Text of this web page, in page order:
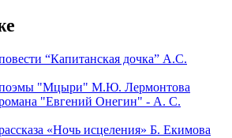
“Капитанская дочка” А.С.
поэмы "Мцыри" М.Ю. Лермонтова
"Евгений Онегин" - А. С.
«Ночь исцеления» Б. Екимова